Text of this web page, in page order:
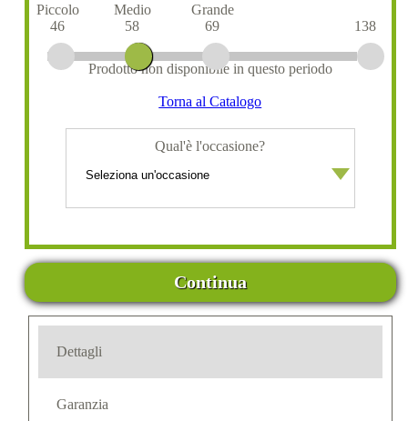
Piccolo
46
Medio
58
Grande
69
138
Prodotto non disponibile in questo periodo
Torna al Catalogo
Qual'è l'occasione?
Continua
Dettagli
Garanzia